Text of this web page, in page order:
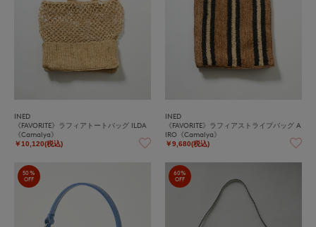
INED
《FAVORITE》ラフィアトートバッグ ILDA
《Camalya》
￥10,120(税込)
INED
《FAVORITE》ラフィアストライプバッグ A
IRO《Camalya》
￥9,680(税込)
50%
OFF
60%
OFF